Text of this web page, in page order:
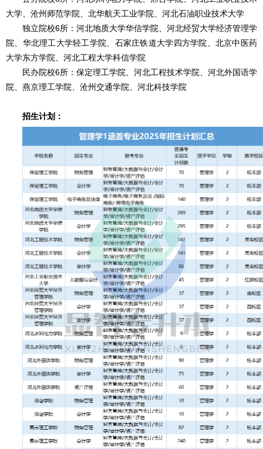
大学、沧州师范学院、北华航天工业学院、河北石油职业技术大学
独立院校6所：河北地质大学华信学院、河北经贸大学经济管理学
院、华北理工大学轻工学院、石家庄铁道大学四方学院、北京中医药
大学东方学院、河北工程大学科信学院
民办院校6所：保定理工学院、河北工程技术学院、河北外国语学
院、燕京理工学院、沧州交通学院、河北科技学院
招生计划：